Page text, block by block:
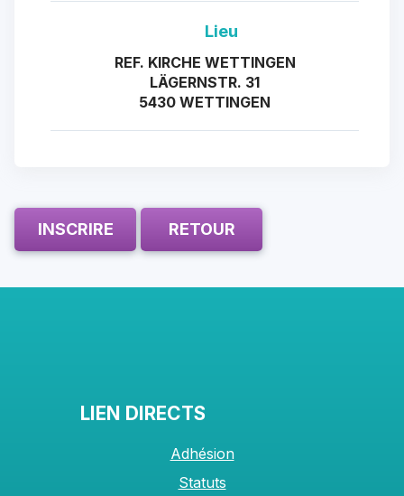
Lieu
REF. KIRCHE WETTINGEN
LÄGERNSTR. 31
5430 WETTINGEN
INSCRIRE RETOUR
LIEN DIRECTS
Adhésion
Statuts